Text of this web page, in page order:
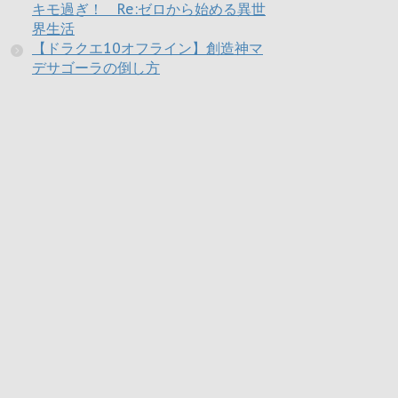
キモ過ぎ！ Re:ゼロから始める異世
界生活
【ドラクエ10オフライン】創造神マ
デサゴーラの倒し方